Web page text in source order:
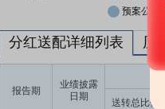
预案公布
分红送配详细列表 历
报告期
业绩披露
日期
送转总比例